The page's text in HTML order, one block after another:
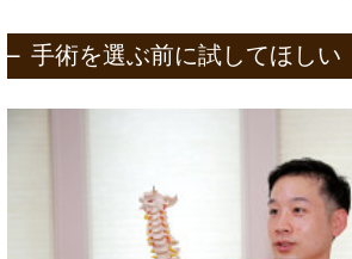
手術を選ぶ前に試してほしい